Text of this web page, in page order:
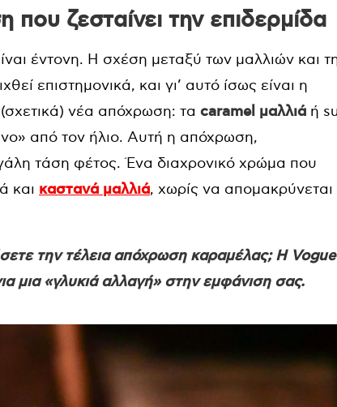
ζεσταίνει την επιδερμίδα
έντονη. Η σχέση μεταξύ των μαλλιών και
επιστημονικά, και γι’ αυτό ίσως είναι η
νέα απόχρωση: τα caramel μαλλιά ή
από τον ήλιο. Αυτή η απόχρωση,
τάση φέτος. Ένα διαχρονικό χρώμα που
και καστανά μαλλιά, χωρίς να απομακρύνεται
την τέλεια απόχρωση καραμέλας; Η Vogue
μια «γλυκιά αλλαγή» στην εμφάνιση σας.